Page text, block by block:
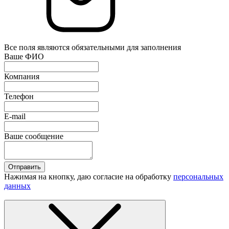
Все поля являются обязательными для заполнения
Ваше ФИО
Компания
Телефон
E-mail
Ваше сообщение
Отправить
Нажимая на кнопку, даю согласие на обработку персональных
данных